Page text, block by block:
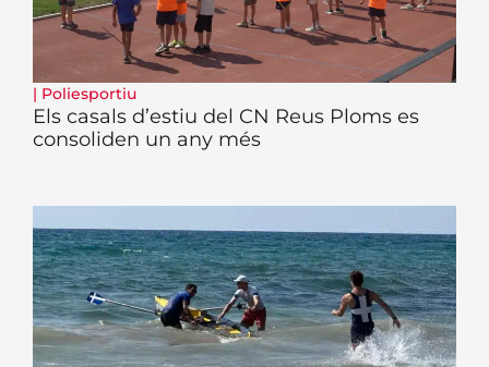
| Poliesportiu
Els casals d’estiu del CN Reus Ploms es
consoliden un any més